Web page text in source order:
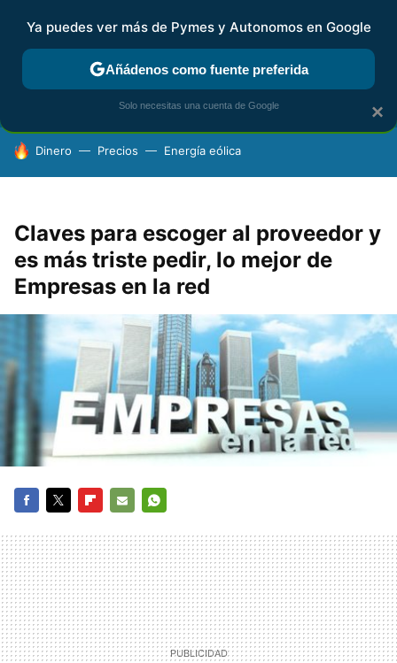
FISCALIDAD Y CONTABILIDAD KIT DIGITAL RENTA
HOY SE HABLA DE
Dinero Precios Energía eólica
Claves para escoger al proveedor y
es más triste pedir, lo mejor de
Empresas en la red
MAIL
×
Ya puedes ver más de Pymes y Autonomos en Google
Añádenos como fuente preferida
Solo necesitas una cuenta de Google